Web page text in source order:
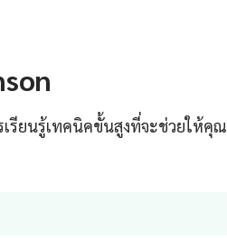
เรียนรู้เทคนิคขั้นสูงที่จะช่วยให้คุณ